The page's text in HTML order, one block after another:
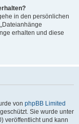
in den persönlichen
erhalten und diese
von phpBB Limited
Sie wurde unter
veröffentlicht und kann